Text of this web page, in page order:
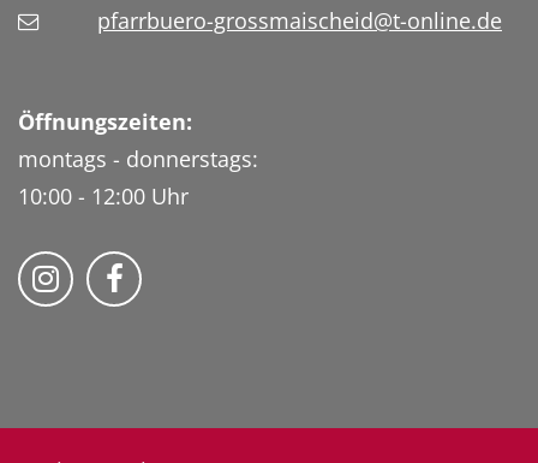
pfarrbuero-grossmaischeid@t-online.de
Öffnungszeiten:
montags - donnerstags:
10:00 - 12:00 Uhr
Folge uns auf Instragram
Fogle uns auf Facebook